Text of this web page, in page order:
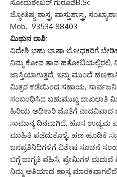
ಸೋಮಶೇಖರ್ ಗುರೂಜಿB.Sc
ಜ್ಯೋತಿಷ್ಯ ಶಾಸ್ತ್ರ, ವಾಸ್ತುಶಾಸ್ತ್ರ,
Mob. 93534 88403
ಮಿಥುನ ರಾಶಿ:
ವಿದೇಶಿ ಭಹು ಭಾಷಾ ಬೋಧಕರಿಗೆ
ನಿಮ್ಮ ಕೋಪ ತಾಪ ಹತೋಟಿಯಲ್ಲಿರಲಿ,
ಜಾಸ್ತಿಯಾಗುತ್ತದೆ, ಇನ್ನು ಮುಂದೆ
ಮಿತ್ರರ ಕಡೆಯಿಂದ ಸಹಾಯ, ಸಾರ್ವಜನಿಕ
ಸಂಬಂಧಿಸಿದ ಬಹುಮುಖ್ಯ ದಾಖಲಾತಿ
ಹಿರಿಯ ಅಧಿಕಾರಿ ಜೊತೆಗೆ ವಾದವಿವಾದ
ಸಾಮಾನ್ಯ ದಿನವಾಗಿದೆ, ಹೊಸ ಉದ್ಯಮ
ಮಾಹಿತಿ ಪಡೆದುಕೊಳ್ಳಿ, ಹಣ ಹೂಡಿಕೆ
ಜನಪ್ರತಿನಿಧಿಗಳಿಗೆ ವಿಶೇಷ ಸೂಚನೆ
ಬಗ್ಗೆ ಜಾಗೃತಿ ವಹಿಸಿ, ಪ್ರೇಮಿಗಳ
ನಿಮ್ಮ ಅತಿಯಾದ ಹಾಸ್ಯ